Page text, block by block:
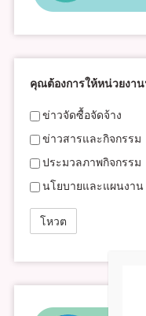
คุณต้องการให้หน่วยงา
ข่าวจัดซื้อจัดจ้าง
ข่าวสารและกิจกรรม
ประมวลภาพกิจกรรม
นโยบายและแผนงาน